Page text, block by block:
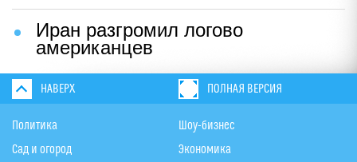
Иран разгромил логово
американцев
НАВЕРХ ПОЛНАЯ ВЕРСИЯ
Политика
Сад и огород
Шоу-бизнес
Экономика